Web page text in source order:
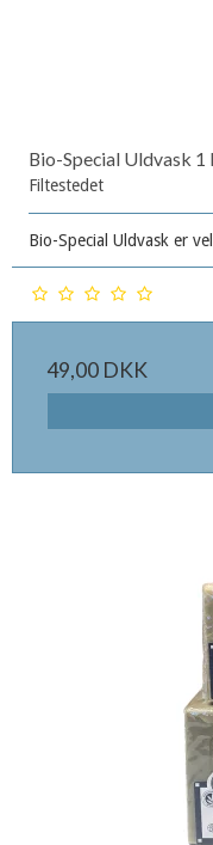
Bio-Special Uldvask 1 l
Filtestedet
Bio-Special Uldvask er
49,00 DKK